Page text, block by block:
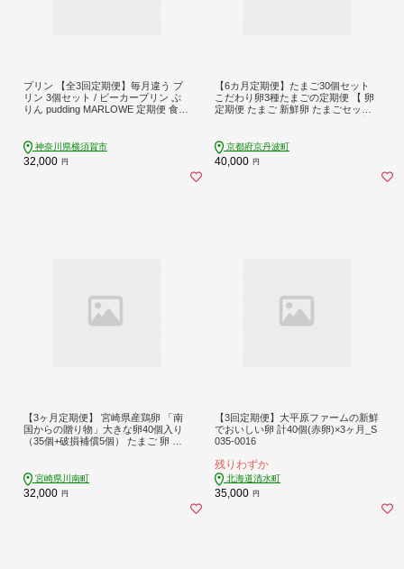
プリン 【全3回定期便】毎月違う プ
リン 3個セット / ビーカープリン ぷ
りん pudding MARLOWE 定期便 食べ
ゃ エスプレッソ チョコレート 黒み
つ スイーツ デザート ギフト 贈り物
お取り寄せ 横須賀 横須賀市 神奈川
神奈川県横須賀市
32,000 円
【6カ月定期便】たまご30個セット
こだわり卵3種たまごの定期便 【 卵
定期便 たまご 新鮮卵 たまごセット
は配送不可 [030MF002]
京都府京丹波町
40,000 円
【3ヶ月定期便】 宮崎県産鶏卵 「南
国からの贈り物」大きな卵40個入り
（35個+破損補償5個） たまご 卵 玉
宮崎県川南町
32,000 円
【3回定期便】大平原ファームの新鮮
でおいしい卵 計40個(赤卵)×3ヶ月_S
035-0016
残りわずか
北海道清水町
35,000 円